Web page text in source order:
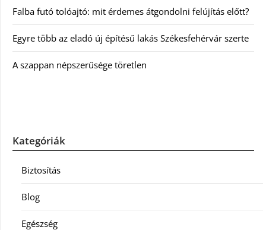
Falba futó tolóajtó: mit érdemes átgondolni felújítás előtt?
Egyre több az eladó új építésű lakás Székesfehérvár szerte
A szappan népszerűsége töretlen
Kategóriák
Biztosítás
Blog
Egészség